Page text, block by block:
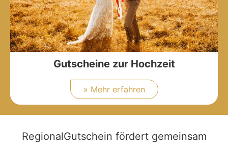
Gutscheine zur Hochzeit
» Mehr erfahren
RegionalGutschein fördert gemeinsam